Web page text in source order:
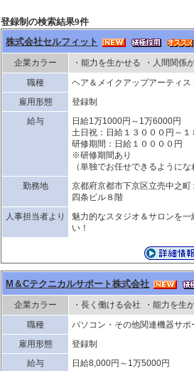
登録制の検索結果9件
株式会社セルフィット
企業カラー ・能力を生かせる ・人間関係
職種
ヘア＆メイクアップアーティス
雇用形態
登録制
給与
日給1万1000円～1万6000円
土日祝：日給１３０００円～１
研修期間：日給１００００円
※研修期間あり
（単独でお任せできるようにな
勤務地
京都府京都市下京区立売中之町
四条ビル８階
人事担当者より
魅力的なスタジオ＆サロンを一
い！
M＆Cテクニカルサポート株式会社
企業カラー ・長く働ける会社 ・能力を生
職種
パソコン・その他関連機器サポ
雇用形態
登録制
給与
日給8,000円～1万5000円